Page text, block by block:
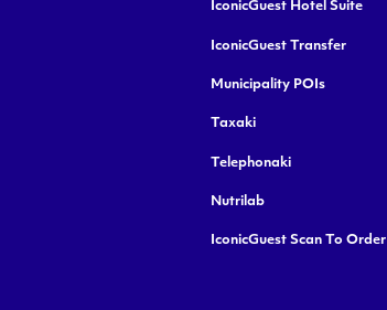
IconicGuest Hotel Suite
IconicGuest Transfer
Municipality POIs
Taxaki
Telephonaki
Nutrilab
IconicGuest Scan To Order